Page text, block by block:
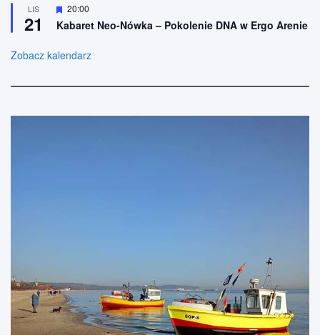
e
ż
n
n
LIS
21
W
y
r
ż
o
20:00
Kabaret Neo-Nówka – Pokolenie DNA w Ergo Arenie
Zobacz kalendarz